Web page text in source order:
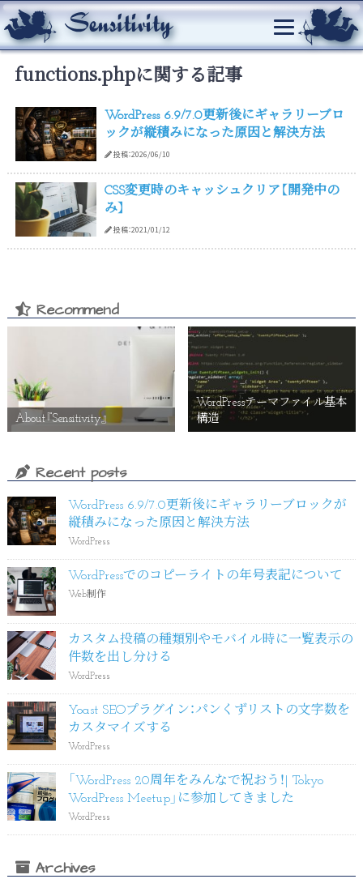
functions.phpに関する記事
WordPress 6.9/7.0更新後にギャラリーブロ
ックが縦積みになった原因と解決方法
投稿：2026/06/10
CSS変更時のキャッシュクリア【開発中の
み】
投稿：2021/01/12
Recommend
About『Sensitivity』
WordPressテーマファイル基本
構造
Recent posts
WordPress 6.9/7.0更新後にギャラリーブロックが
縦積みになった原因と解決方法
WordPress
WordPressでのコピーライトの年号表記について
Web制作
カスタム投稿の種類別やモバイル時に一覧表示の
件数を出し分ける
WordPress
Yoast SEOプラグイン：パンくずリストの文字数を
カスタマイズする
WordPress
「WordPress 20周年をみんなで祝おう！| Tokyo
WordPress Meetup」に参加してきました
WordPress
Archives